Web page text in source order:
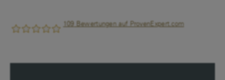
109 Bewertungen auf ProvenExpert.com